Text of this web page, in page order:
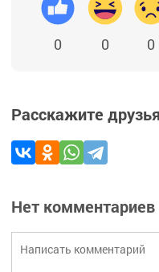
0 0 0
Расскажите
Нет комментариев